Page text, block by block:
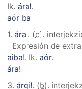
Ik. ára!.
aór ba
1. ára!. (c).
Expresión de
aiba!. Ik. aór.
ára!
3. árgi!. (b).